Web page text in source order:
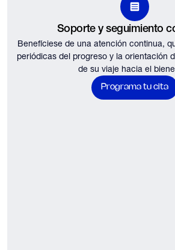
Soporte y seguimiento
Benefíciese de una atención continua,
periódicas del progreso y la orientación
de su viaje hacia el
Programa tu cita